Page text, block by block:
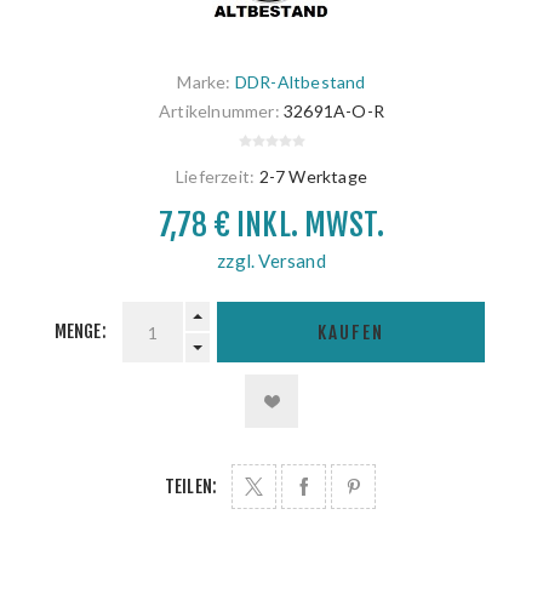
Marke: DDR-Altbestand
Artikelnummer: 32691A-O-R
Lieferzeit: 2-7 Werktage
7,78 € INKL. MWST.
zzgl. Versand
MENGE: KAUFEN
TEILEN: